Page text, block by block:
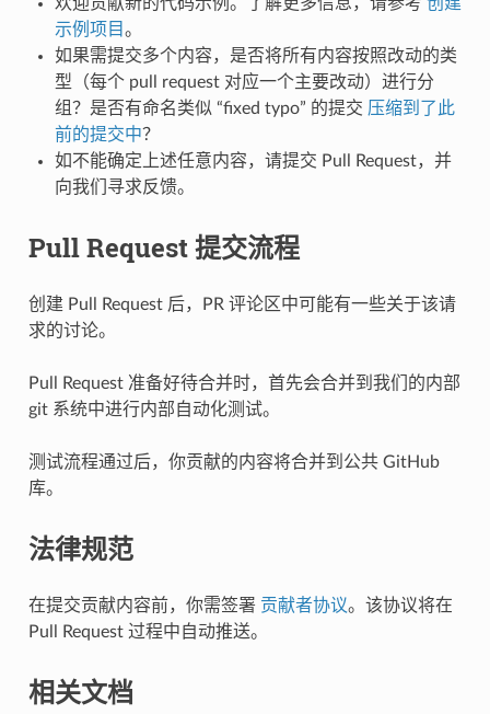
示例项目。
如果需提交多个内容，是否将所有内容按照改动的类
型（每个 pull request 对应一个主要改动）进行分
组？是否有命名类似 “fixed typo” 的提交 压缩到了此
前的提交中？
如不能确定上述任意内容，请提交 Pull Request，并
向我们寻求反馈。
Pull Request 提交流程
创建 Pull Request 后，PR 评论区中可能有一些关于该请
求的讨论。
Pull Request 准备好待合并时，首先会合并到我们的内部
git 系统中进行内部自动化测试。
测试流程通过后，你贡献的内容将合并到公共 GitHub
库。
法律规范
在提交贡献内容前，你需签署 贡献者协议。该协议将在
Pull Request 过程中自动推送。
相关文档